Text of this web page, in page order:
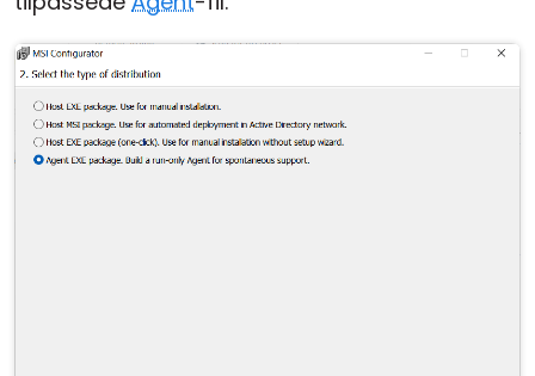
Active Directory-støtte
MSI-konfigurasjon
Sky- og lokal installasjon